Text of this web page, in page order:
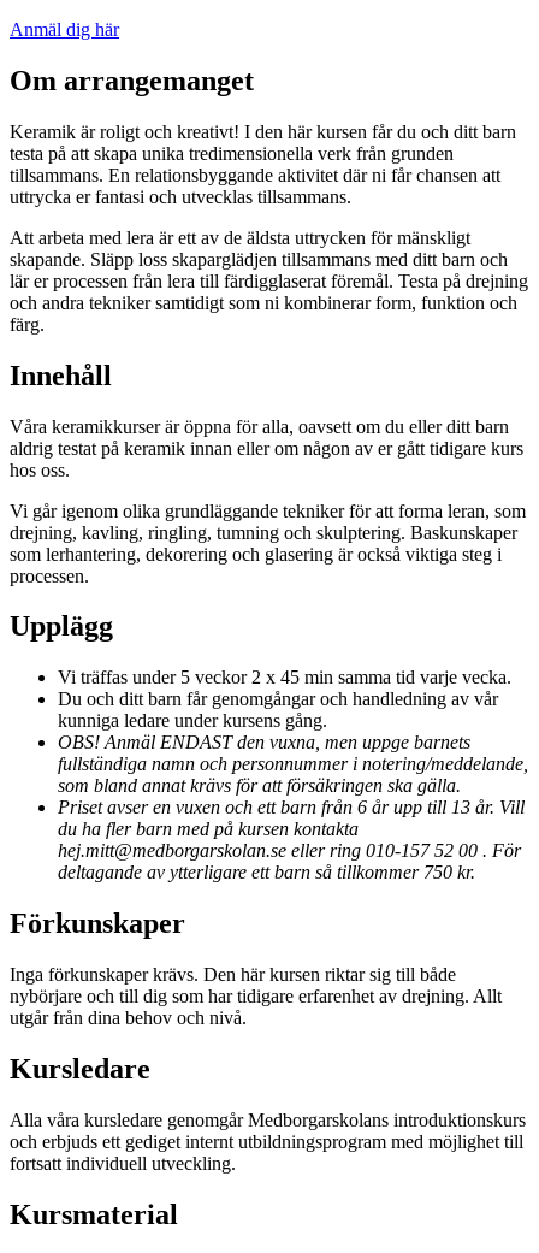
Anmäl dig här
Om arrangemanget
Keramik är roligt och kreativt! I den här kursen får du och ditt barn
testa på att skapa unika tredimensionella verk från grunden
tillsammans. En relationsbyggande aktivitet där ni får chansen att
uttrycka er fantasi och utvecklas tillsammans.
Att arbeta med lera är ett av de äldsta uttrycken för mänskligt
skapande. Släpp loss skaparglädjen tillsammans med ditt barn och
lär er processen från lera till färdigglaserat föremål. Testa på drejning
och andra tekniker samtidigt som ni kombinerar form, funktion och
färg.
Innehåll
Våra keramikkurser är öppna för alla, oavsett om du eller ditt barn
aldrig testat på keramik innan eller om någon av er gått tidigare kurs
hos oss.
Vi går igenom olika grundläggande tekniker för att forma leran, som
drejning, kavling, ringling, tumning och skulptering. Baskunskaper
som lerhantering, dekorering och glasering är också viktiga steg i
processen.
Upplägg
Vi träffas under 5 veckor 2 x 45 min samma tid varje vecka.
Du och ditt barn får genomgångar och handledning av vår
kunniga ledare under kursens gång.
OBS! Anmäl ENDAST den vuxna, men uppge barnets
fullständiga namn och personnummer i notering/meddelande,
som bland annat krävs för att försäkringen ska gälla.
Priset avser en vuxen och ett barn från 6 år upp till 13 år. Vill
du ha fler barn med på kursen kontakta
hej.mitt@medborgarskolan.se eller ring 010-157 52 00 . För
deltagande av ytterligare ett barn så tillkommer 750 kr.
Förkunskaper
Inga förkunskaper krävs. Den här kursen riktar sig till både
nybörjare och till dig som har tidigare erfarenhet av drejning. Allt
utgår från dina behov och nivå.
Kursledare
Alla våra kursledare genomgår Medborgarskolans introduktionskurs
och erbjuds ett gediget internt utbildningsprogram med möjlighet till
fortsatt individuell utveckling.
Kursmaterial